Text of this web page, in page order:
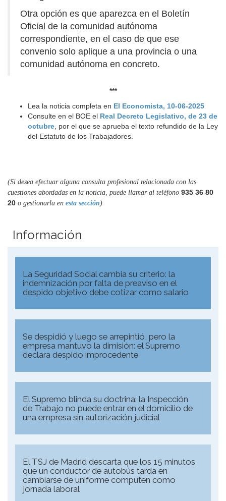
Otra opción es que aparezca en el Boletín
Oficial de la comunidad autónoma
correspondiente, en el caso de que ese
convenio solo aplique a una provincia o una
comunidad autónoma en concreto.
***
Lea la noticia completa en El Economista, 10-06-2025
Consulte en el BOE el Real Decreto Legislativo, de 23 de
octubre , por el que se aprueba el texto refundido de la Ley
del Estatuto de los Trabajadores.
(Si desea efectuar alguna consulta profesional relacionada con las
cuestiones abordadas en la noticia, puede llamar al teléfono 935 36 80
20 o gestionarla en esta sección)
Información
La Seguridad Social cambia su criterio: la
indemnización por falta de preaviso en el
despido objetivo debe cotizar como salario
Se despidió y luego se arrepintió, pero la
empresa mantuvo la dimisión: el Supremo
declara despido improcedente
El Supremo blinda su doctrina: la Inspección
de Trabajo no puede entrar en el domicilio de
una empresa sin autorización judicial
El TSJ de Madrid descarta que los 15 minutos
que un conductor de autobús tarda en
cambiarse de uniforme computen como
jornada laboral